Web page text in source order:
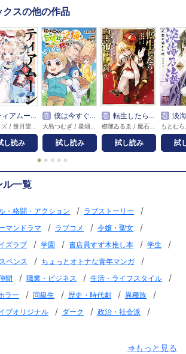
クスの他の作品
国物語～断頭台から始まる、姫の転生逆転ストーリー～@COMIC
し読み
巻 僕は今すぐ前世の記憶を捨てたい。～憧れの田舎は人外魔境でした～@COMIC
試し読み
巻 転生したら皇帝でした～生まれながらの皇帝はこの先生き残れるか～@COMIC
試し読み
巻 淡海乃海
試
● ● ● ● ●
ル一覧
・格闘・アクション / ラブストーリー /
マンドラマ / ラブコメ / 令嬢・聖女 /
ズラブ / 学園 / 書店員すず木推し本 / 学生 /
ペンス / ちょっとオトナな青年マンガ /
間 / 職業・ビジネス / 生活・ライフスタイル /
ラー / 同級生 / 歴史・時代劇 / 異種族 /
ブオリジナル / ダーク / 政治・社会派 /
⇒もっと見る